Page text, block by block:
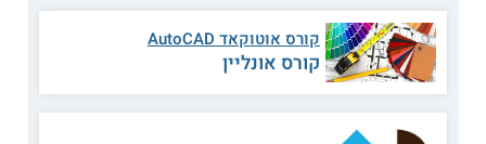
משתתפי הקורס נחשפים לכלי העבודה של מעצבי פנים ואנשי
הום סטיילינג. הם מעמיקים בתהליך קבלת ההחלטות העיצוביות,
מכירים טכנולוגיות וחומרים, וסוקרים סגנונות בולטים ועכשוויים
תוך תרגול מעשי של משמעותם. נוסף על כך, לומדים כיצד לתת
ביטוי ליצירתיותם בתהליך העיצוב, תוך אימוץ שיטות מגוונות
לעיצוב חללים. הקורס כולל סיור לימודי מקצועי, בסיום התכנית
מגישים המשתתפים פרויקט גמר.
קורס אוטוקאד AutoCAD
קורס אונליין